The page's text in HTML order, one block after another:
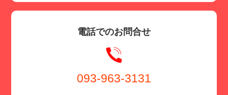
電話でのお問合せ
093-963-3131